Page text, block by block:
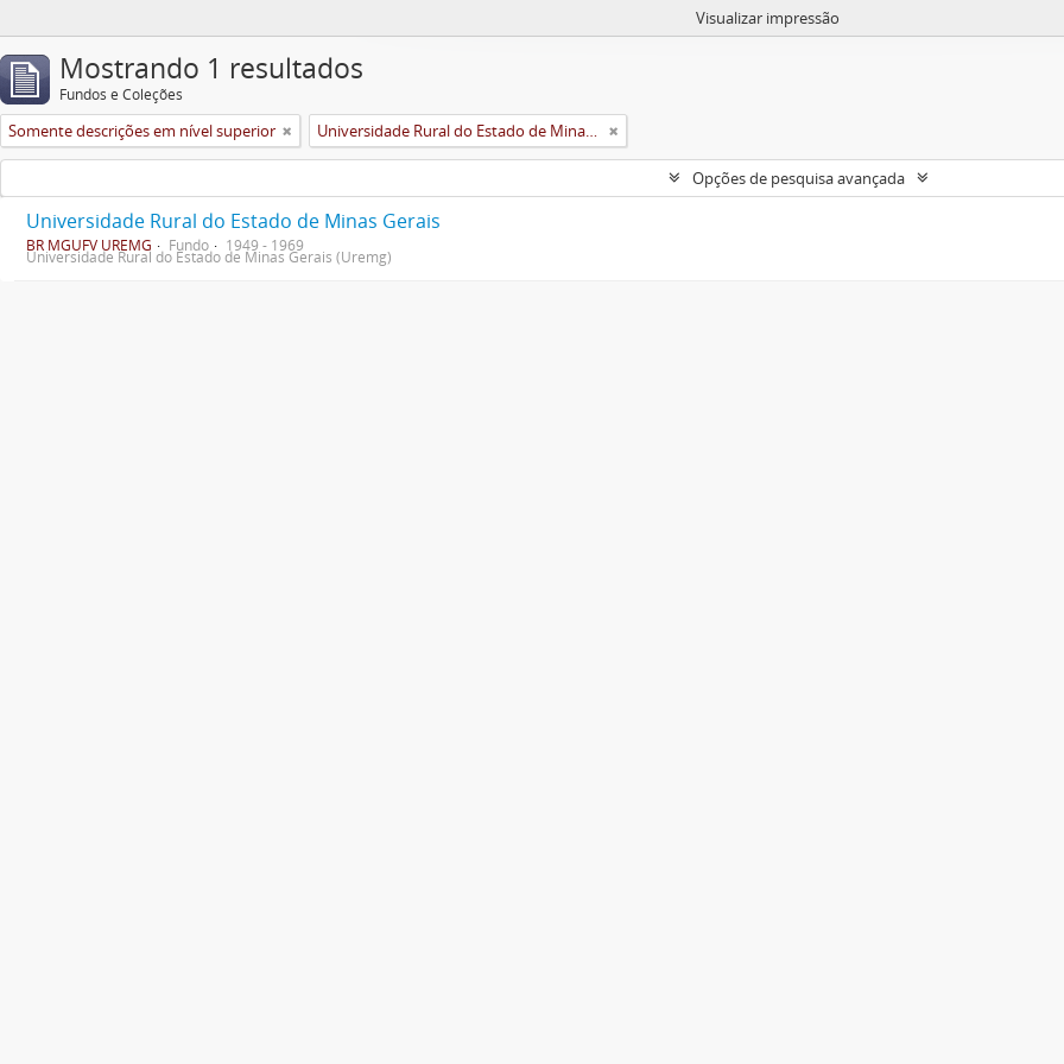
Visualizar impressão
Mostrando 1 resultados
Fundos e Coleções
Somente descrições em nível superior Universidade Rural do Estado de Minas Gerais (Uremg)
Opções de pesquisa avançada
Universidade Rural do Estado de Minas Gerais
BR MGUFV UREMG Fundo 1949 - 1969
Universidade Rural do Estado de Minas Gerais (Uremg)